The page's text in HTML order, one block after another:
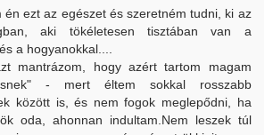
én ezt az egészet és szeretném tudni, ki az
aki tökéletesen tisztában van a
a hogyanokkal....
mantrázom, hogy azért tartom magam
- mert éltem sokkal rosszabb
között is, és nem fogok meglepődni, ha
oda, ahonnan indultam.Nem leszek túl